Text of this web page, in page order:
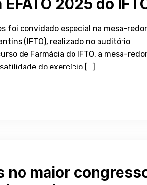
2025 do
foi convidado especial na mesa-
(IFTO), realizado no auditório
de Farmácia do IFTO, a mesa-
do exercício […]
no maior